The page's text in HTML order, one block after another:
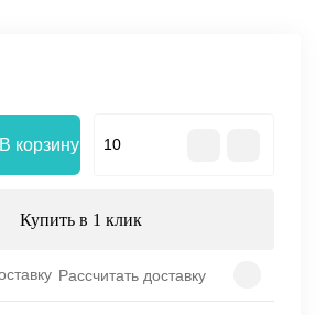
В корзину
Купить в 1 клик
Рассчитать доставку